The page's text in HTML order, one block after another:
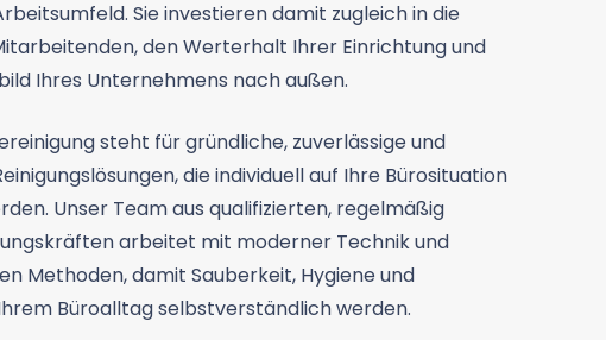
Sie investieren damit zugleich in die
den Werterhalt Ihrer Einrichtung und
Ihres Unternehmens nach außen.
steht für gründliche, zuverlässige und
die individuell auf Ihre Bürosituation
Unser Team aus qualifizierten, regelmäßig
arbeitet mit moderner Technik und
Methoden, damit Sauberkeit, Hygiene und
Büroalltag selbstverständlich werden.